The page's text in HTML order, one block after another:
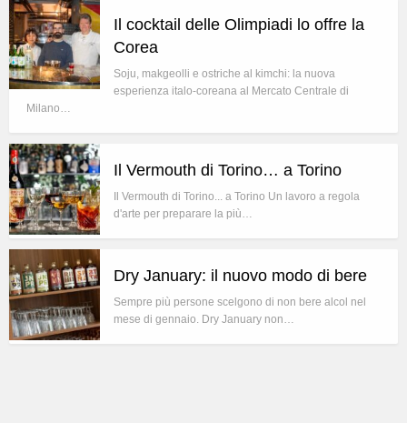
Il cocktail delle Olimpiadi lo offre la
Corea
Soju, makgeolli e ostriche al kimchi: la nuova
esperienza italo-coreana al Mercato Centrale di
Milano…
Il Vermouth di Torino… a Torino
Il Vermouth di Torino... a Torino Un lavoro a regola
d'arte per preparare la più…
Dry January: il nuovo modo di bere
Sempre più persone scelgono di non bere alcol nel
mese di gennaio. Dry January non…